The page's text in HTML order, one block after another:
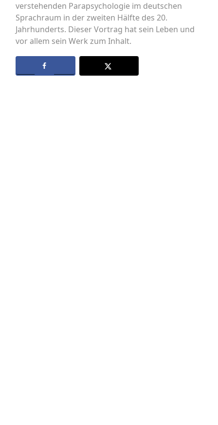
verstehenden Parapsychologie im deutschen
Sprachraum in der zweiten Hälfte des 20.
Jahrhunderts. Dieser Vortrag hat sein Leben und
vor allem sein Werk zum Inhalt.